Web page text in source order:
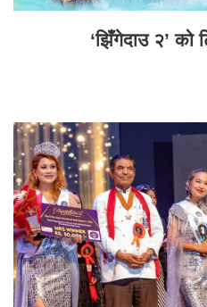
‘झिँगेदाउ २’ को